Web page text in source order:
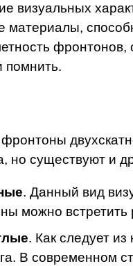
визуальных
помнить.
но существуют и
. Данный вид
можно встретить
. Как следует
В современном